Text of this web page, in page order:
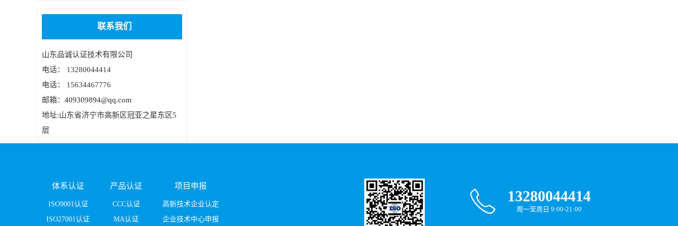
联系我们
山东品诚认证技术有限公司
电话： 13280044414
电话： 15634467776
邮箱： 409309894@qq.com
地址:山东省济宁市高新区冠亚之星东区5
层
体系认证
ISO9001认证
ISO27001认证
产品认证
CCC认证
MA认证
项目申报
高新技术企业认定
企业技术中心申报
13280044414
周一至周日 9:00-21:00